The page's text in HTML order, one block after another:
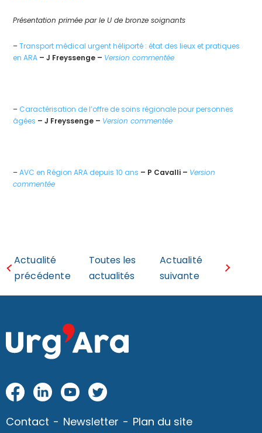
Présentation primée par le U de bronze soignants
–Transport médical urgent héliporté : état des lieux et pratiques
en ARA – J Freyssenge – Version commentée
– Caractérisation de l’offre de soins régionale pour personnes
âgées – J Freyssenge – Version commentée
–AVC en Région ARA depuis 10 ans – P Cavalli – Version
commentée
Actualité
précédente
Toutes les
actualités
Actualité
suivante
Fac
oo
Link
n
Yo
be
Twi
Contact
Newsletter
Plan du site